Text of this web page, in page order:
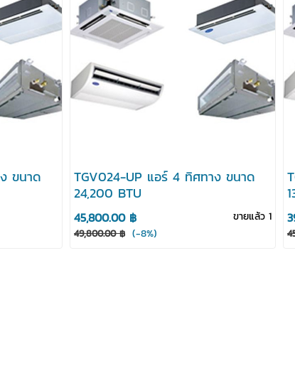
ขนาด
TGV024-UP แอร์ 4 ทิศทาง ขนาด
24,200 BTU
45,800.00 ฿
49,800.00 ฿ (-8%)
ขายแล้ว 1